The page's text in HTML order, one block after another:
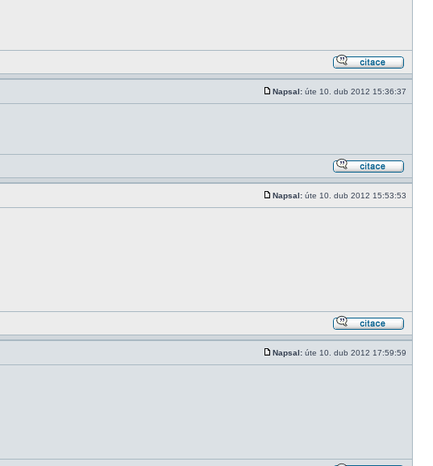
Napsal: úte 10. dub 2012 15:36:37
Napsal: úte 10. dub 2012 15:53:53
Napsal: úte 10. dub 2012 17:59:59